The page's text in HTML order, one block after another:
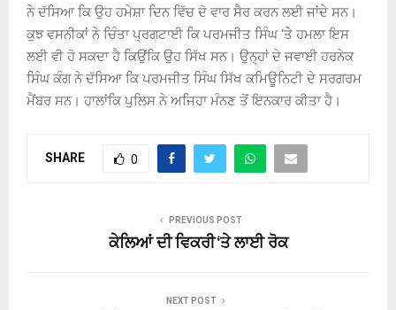
ਨੇ ਦੱਸਿਆ ਕਿ ਉਹ ਹਮੇਸ਼ਾ ਦਿਨ ਵਿੱਚ ਦੋ ਵਾਰ ਸੈਰ ਕਰਨ ਲਈ ਜਾਂਦੇ ਸਨ।
ਕੁਝ ਵਸਨੀਕਾਂ ਨੇ ਚਿੰਤਾ ਪ੍ਰਗਟਾਈ ਕਿ ਪਰਮਜੀਤ ਸਿੰਘ ‘ਤੇ ਹਮਲਾ ਇਸ
ਲਈ ਵੀ ਹੋ ਸਕਦਾ ਹੈ ਕਿਉਂਕਿ ਉਹ ਸਿੱਖ ਸਨ। ਉਨ੍ਹਾਂ ਦੇ ਜਵਾਈ ਹਰਨੇਕ
ਸਿੰਘ ਕੰਗ ਨੇ ਦੱਸਿਆ ਕਿ ਪਰਮਜੀਤ ਸਿੰਘ ਸਿੱਖ ਕਮਿਊਨਿਟੀ ਦੇ ਸਰਗਰਮ
ਮੈਂਬਰ ਸਨ। ਹਾਲਾਂਕਿ ਪੁਲਿਸ ਨੇ ਅਜਿਹਾ ਮੰਨਣ ਤੋਂ ਇਨਕਾਰ ਕੀਤਾ ਹੈ।
SHARE 0
PREVIOUS POST
ਕੇਲਿਆਂ ਦੀ ਵਿਕਰੀ ‘ਤੇ ਲਾਈ ਰੋਕ
NEXT POST